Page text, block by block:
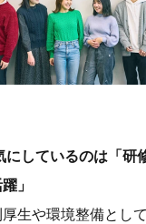
にしているのは「研
」
厚生や環境整備とし